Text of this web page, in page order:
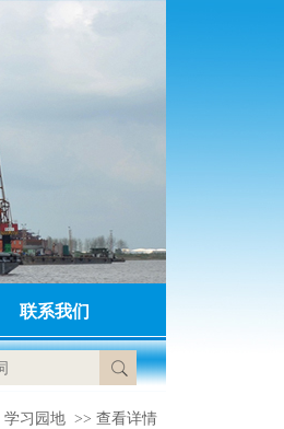
联系我们
学习园地 >> 查看详情